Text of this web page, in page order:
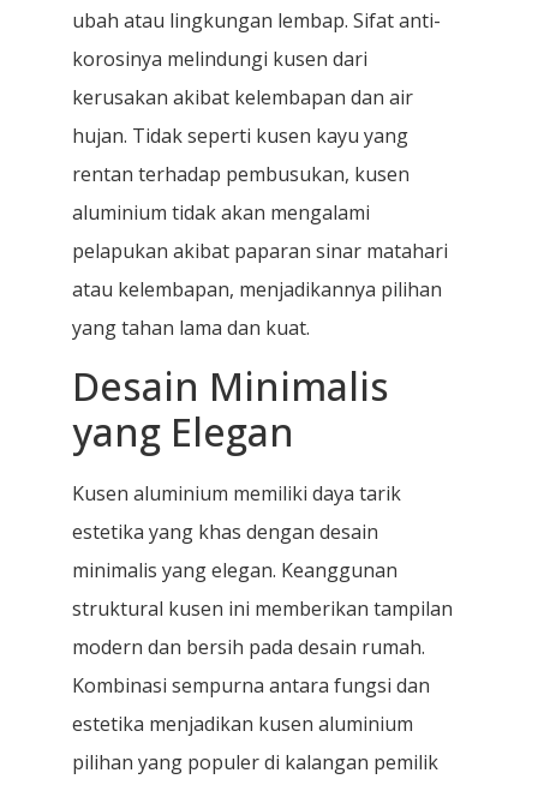
ubah atau lingkungan lembap. Sifat anti-
korosinya melindungi kusen dari
kerusakan akibat kelembapan dan air
hujan. Tidak seperti kusen kayu yang
rentan terhadap pembusukan, kusen
aluminium tidak akan mengalami
pelapukan akibat paparan sinar matahari
atau kelembapan, menjadikannya pilihan
yang tahan lama dan kuat.
Desain Minimalis
yang Elegan
Kusen aluminium memiliki daya tarik
estetika yang khas dengan desain
minimalis yang elegan. Keanggunan
struktural kusen ini memberikan tampilan
modern dan bersih pada desain rumah.
Kombinasi sempurna antara fungsi dan
estetika menjadikan kusen aluminium
pilihan yang populer di kalangan pemilik